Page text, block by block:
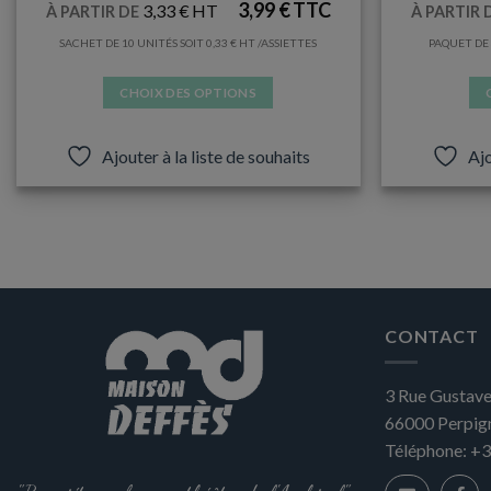
À PARTIR DE 3,33€ 3,99€
SACHET DE 10 UNITÉS SOIT 0,33€ /ASSIETTES
CHOIX DES OPTIONS
plusieurs
choisies
sur
la
page
Ajouter à la liste de souhaits
À PARTIR
PAQUET
CONTACT
3 Rue
66000
Téléphone: